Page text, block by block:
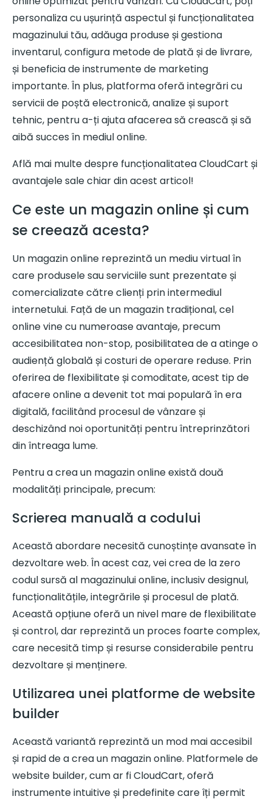
personaliza cu ușurință aspectul și funcționalitatea
magazinului tău, adăuga produse și gestiona
inventarul, configura metode de plată și de livrare,
și beneficia de instrumente de marketing
importante. În plus, platforma oferă integrări cu
servicii de poștă electronică, analize și suport
tehnic, pentru a-ți ajuta afacerea să crească și să
aibă succes în mediul online.
Află mai multe despre funcționalitatea CloudCart și
avantajele sale chiar din acest articol!
Ce este un magazin online și cum
se creează acesta?
Un magazin online reprezintă un mediu virtual în
care produsele sau serviciile sunt prezentate și
comercializate către clienți prin intermediul
internetului. Față de un magazin tradițional, cel
online vine cu numeroase avantaje, precum
accesibilitatea non-stop, posibilitatea de a atinge o
audiență globală și costuri de operare reduse. Prin
oferirea de flexibilitate și comoditate, acest tip de
afacere online a devenit tot mai populară în era
digitală, facilitând procesul de vânzare și
deschizând noi oportunități pentru întreprinzători
din întreaga lume.
Pentru a crea un magazin online există două
modalități principale, precum:
Scrierea manuală a codului
Această abordare necesită cunoștințe avansate în
dezvoltare web. În acest caz, vei crea de la zero
codul sursă al magazinului online, inclusiv designul,
funcționalitățile, integrările și procesul de plată.
Această opțiune oferă un nivel mare de flexibilitate
și control, dar reprezintă un proces foarte complex,
care necesită timp și resurse considerabile pentru
dezvoltare și menținere.
Utilizarea unei platforme de website
builder
Această variantă reprezintă un mod mai accesibil
și rapid de a crea un magazin online. Platformele de
website builder, cum ar fi CloudCart, oferă
instrumente intuitive și predefinite care îți permit